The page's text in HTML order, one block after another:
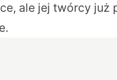
ale jej twórcy już